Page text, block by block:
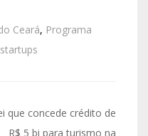
Ceará, Programa
startups
que concede crédito de
R$ 5 bi para turismo na